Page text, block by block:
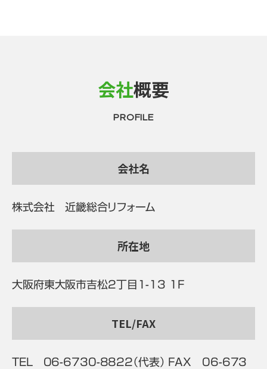
会社概要
PROFILE
会社名
株式会社 近畿総合リフォーム
所在地
大阪府東大阪市吉松2丁目1-13 1F
TEL/FAX
TEL 06-6730-8822（代表） FAX 06-673